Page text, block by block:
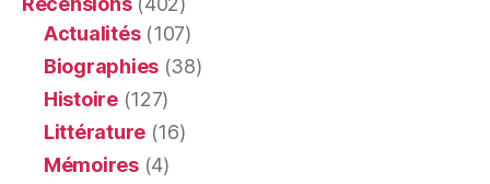
Actualités(107)
Biographies (38)
Histoire(127)
Littérature (16)
Mémoires(4)